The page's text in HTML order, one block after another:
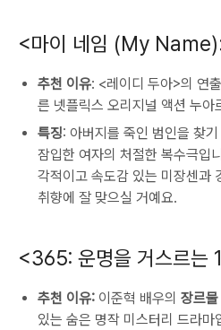
<마이 네임 (My
추천 이유: <레이디 두아>의 연
른 넷플릭스 오리지널 액션 누아
특징: 아버지를 죽인 범인을 찾
잠입한 여자의 처절한 복수극입
각적이고 속도감 있는 미장센과
취향에 잘 맞으실 거예요.
<365: 운명을 거스르는
추천 이유: 이준혁 배우의 장르
있는 숨은 명작 미스터리 드라마